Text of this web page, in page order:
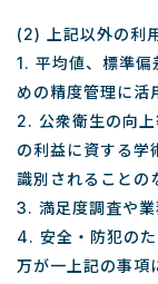
(2) 上記以外の利
1. 平均値、標準偏
めの精度管理に活
2. 公衆衛生の向
の利益に資する学
識別されることの
3. 満足度調査や
4. 安全・防犯の
万が一上記の事項